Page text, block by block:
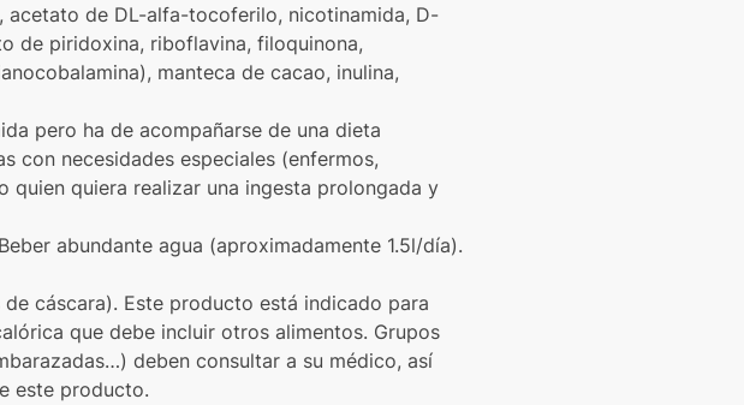
de DL-alfa-tocoferilo, nicotinamida, D-
de piridoxina, riboflavina, filoquinona,
manteca de cacao, inulina,
pero ha de acompañarse de una dieta
con necesidades especiales (enfermos,
quien quiera realizar una ingesta prolongada y
abundante agua (aproximadamente 1.5l/día).
cáscara). Este producto está indicado para
que debe incluir otros alimentos. Grupos
deben consultar a su médico, así
este producto.